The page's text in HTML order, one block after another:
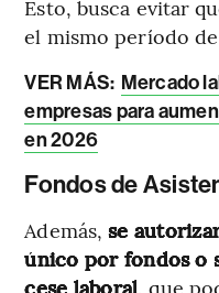
Esto, busca evitar
el mismo período
VER MÁS: Mercado
empresas para
en 2026
Fondos de
Además,se
único por fondos o
cese laboral, que